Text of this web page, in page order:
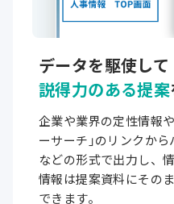
データを駆使して
説得力のある提案
企業や業界の定性情報
ーサーチ 」のリンクから
などの形式で出力し、
情報は提案資料にその
できます。